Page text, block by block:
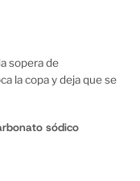
sopera de
la copa y deja que se
sódico